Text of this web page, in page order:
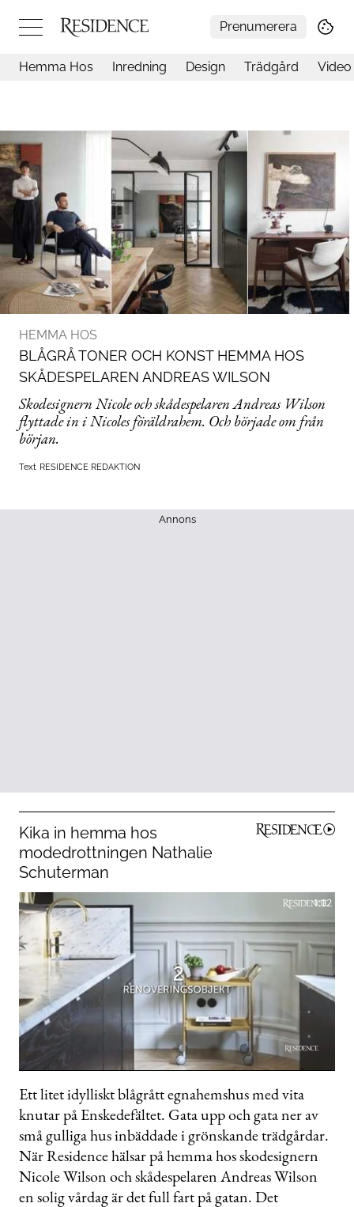
Prenumerera
Design
Trädgård
Video
Inredning
Livsstil
Resor
Mat & Dryck
Influencers
Mer
Hemma Hos Inredning Design Trädgård Video
HEMMA HOS
BLÅGRÅ TONER OCH KONST HEMMA HOS
SKÅDESPELAREN ANDREAS WILSON
Skodesignern Nicole och skådespelaren Andreas Wilson
flyttade in i Nicoles föräldrahem. Och började om från
början.
Text RESIDENCE REDAKTION
Annons
Kika in hemma hos
modedrottningen Nathalie
Schuterman
1:02
0
seconds
of
1
2
seconds
Ett litet idylliskt blågrått egnahemshus med vita
knutar på Enskedefältet. Gata upp och gata ner av
små gulliga hus inbäddade i grönskande trädgårdar.
När Residence hälsar på hemma hos skodesignern
Nicole Wilson och skådespelaren Andreas Wilson
en solig vårdag är det full fart på gatan. Det